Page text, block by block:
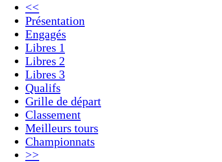
<<
Présentation
Engagés
Libres 1
Libres 2
Libres 3
Qualifs
Grille de départ
Classement
Meilleurs tours
Championnats
>>